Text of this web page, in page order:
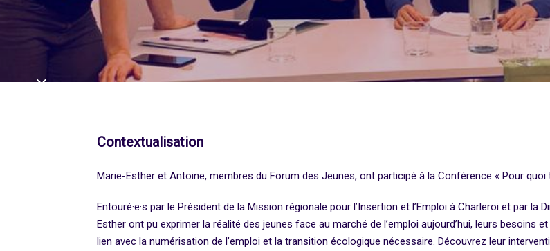
Contextualisation
Marie-Esther et Antoine, membres du Forum des Jeunes, ont participé à la Conférence « Pour quoi
Entouré·e·s par le Président de la Mission régionale pour l’Insertion et l’Emploi à Charleroi et par la
Esther ont pu exprimer la réalité des jeunes face au marché de l’emploi aujourd’hui, leurs besoins
lien avec la numérisation de l’emploi et la transition écologique nécessaire. Découvrez leur